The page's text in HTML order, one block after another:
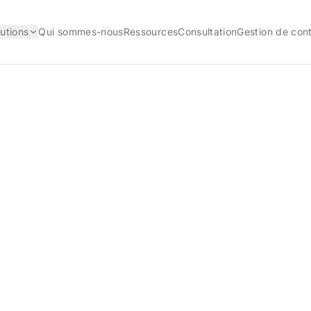
Qui sommes-nousRessourcesConsultationGestion de